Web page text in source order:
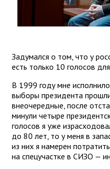
Задумался о том, что у
есть только 10 голосов
В 1999 году мне
выборы президента
внеочередные, после
минули четыре
голосов я уже
до 80 лет, то у меня в
из них я намерен
на спецучастке в СИЗО —